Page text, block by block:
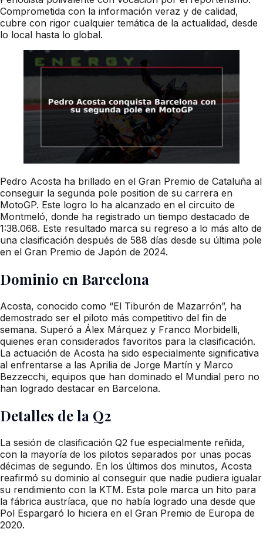
Comprometida con la información veraz y de calidad,
cubre con rigor cualquier temática de la actualidad, desde
lo local hasta lo global.
Pedro Acosta ha brillado en el Gran Premio de Cataluña al
conseguir la segunda pole position de su carrera en
MotoGP. Este logro lo ha alcanzado en el circuito de
Montmeló, donde ha registrado un tiempo destacado de
1:38.068. Este resultado marca su regreso a lo más alto de
una clasificación después de 588 días desde su última pole
en el Gran Premio de Japón de 2024.
Dominio en Barcelona
Acosta, conocido como “El Tiburón de Mazarrón”, ha
demostrado ser el piloto más competitivo del fin de
semana. Superó a Álex Márquez y Franco Morbidelli,
quienes eran considerados favoritos para la clasificación.
La actuación de Acosta ha sido especialmente significativa
al enfrentarse a las Aprilia de Jorge Martín y Marco
Bezzecchi, equipos que han dominado el Mundial pero no
han logrado destacar en Barcelona.
Detalles de la Q2
La sesión de clasificación Q2 fue especialmente reñida,
con la mayoría de los pilotos separados por unas pocas
décimas de segundo. En los últimos dos minutos, Acosta
reafirmó su dominio al conseguir que nadie pudiera igualar
su rendimiento con la KTM. Esta pole marca un hito para
la fábrica austríaca, que no había logrado una desde que
Pol Espargaró lo hiciera en el Gran Premio de Europa de
2020.